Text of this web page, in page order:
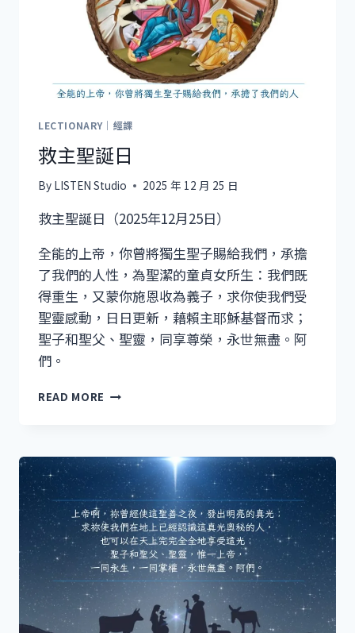
LECTIONARY｜經課
救主聖誕日
By LISTEN Studio 2025 年 12 月 25 日
救主聖誕日（2025年12月25日）
全能的上帝，你曾將獨生聖子賜給我們，承擔
了我們的人性，為聖潔的童貞女所生：我們既
得重生，又蒙你施恩收為義子，求你使我們受
聖靈感動，日日更新，藉賴主耶穌基督而求；
聖子和聖父、聖靈，同享尊榮，永世無盡。阿
們。
READ MORE
日